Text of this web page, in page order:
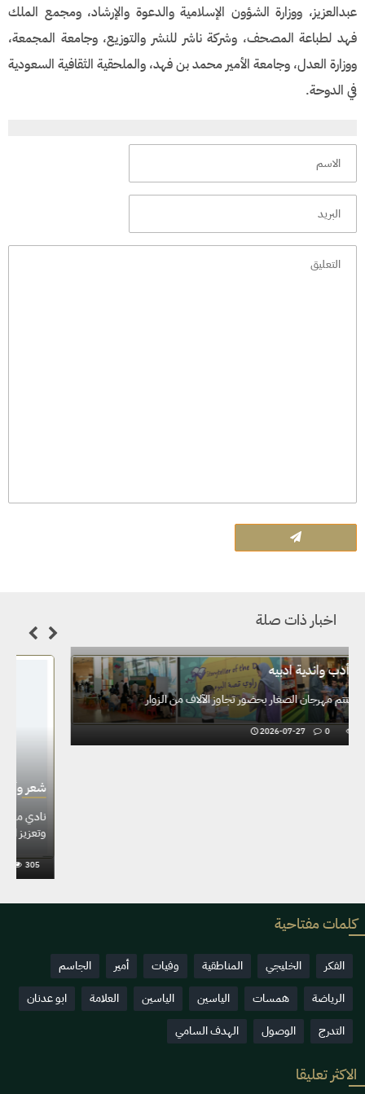
عبدالعزيز، ووزارة الشؤون الإسلامية والدعوة والإرشاد، ومجمع الملك
فهد لطباعة المصحف، وشركة ناشر للنشر والتوزيع، وجامعة المجمعة،
ووزارة العدل، وجامعة الأمير محمد بن فهد، والملحقية الثقافية السعودية
في الدوحة.
اخبار ذات صلة
شعر وأدب واندية ادبيه
إثراء يختتم مهرجان الصغار بحضور تجاوز الآلاف من الزوار
2026-07-27 0 449
كلمات مفتاحية
الفكر الخليجي المناطقية وفيات أمير
الجاسم
الرياضة
همسات الياسين الياسين العلامة
ابو عدنان
التدرج
الوصول الهدف السامي
الاكثر تعليقا